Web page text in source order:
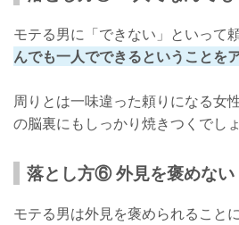
モテる男に「できない」といって
んでも一人でできるということを
周りとは一味違った頼りになる女
の脳裏にもしっかり焼きつくでしょ
落とし方⑥ 外見を褒めない
モテる男は外見を褒められること